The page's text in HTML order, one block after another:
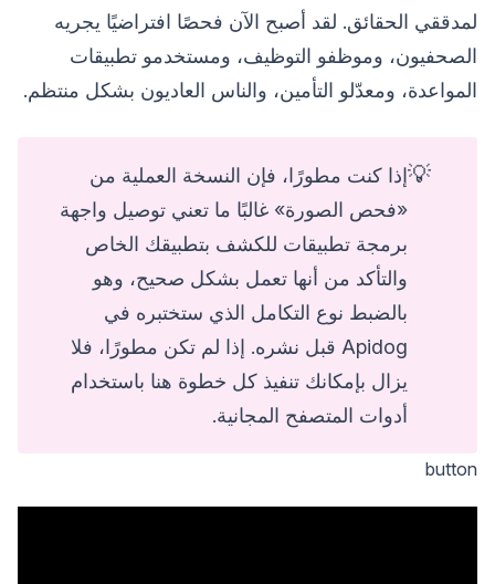
لمدققي الحقائق. لقد أصبح الآن فحصًا افتراضيًا يجريه
الصحفيون، وموظفو التوظيف، ومستخدمو تطبيقات
المواعدة، ومعدّلو التأمين، والناس العاديون بشكل منتظم.
💡إذا كنت مطورًا، فإن النسخة العملية من
«فحص الصورة» غالبًا ما تعني توصيل واجهة
برمجة تطبيقات للكشف بتطبيقك الخاص
والتأكد من أنها تعمل بشكل صحيح، وهو
بالضبط نوع التكامل الذي ستختبره في
Apidog قبل نشره. إذا لم تكن مطورًا، فلا
يزال بإمكانك تنفيذ كل خطوة هنا باستخدام
أدوات المتصفح المجانية.
button